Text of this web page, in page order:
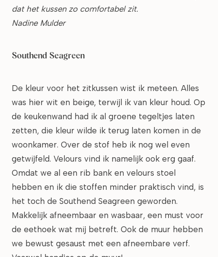
dat het kussen zo comfortabel zit.
Nadine Mulder
Southend Seagreen
De kleur voor het zitkussen wist ik meteen. Alles
was hier wit en beige, terwijl ik van kleur houd. Op
de keukenwand had ik al groene tegeltjes laten
zetten, die kleur wilde ik terug laten komen in de
woonkamer. Over de stof heb ik nog wel even
getwijfeld. Velours vind ik namelijk ook erg gaaf.
Omdat we al een rib bank en velours stoel
hebben en ik die stoffen minder praktisch vind, is
het toch de Southend Seagreen geworden.
Makkelijk afneembaar en wasbaar, een must voor
de eethoek wat mij betreft. Ook de muur hebben
we bewust gesaust met een afneembare verf.